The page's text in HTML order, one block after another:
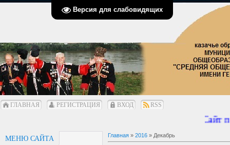
Версия для слабовидящих
ГЛАВНАЯ РЕГИСТРАЦИЯ ВХОД RSS
Сайт
МЕНЮ САЙТА Главная » 2016 » Декабрь